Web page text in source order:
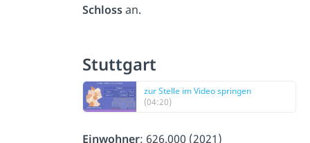
Schlossan.
Stuttgart
zur Stelle im Video springen
(04:20)
Einwohner: 626.000 (2021)